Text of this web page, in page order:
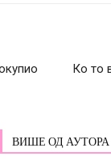
Ко то
ВИШЕ ОД АУТОРА